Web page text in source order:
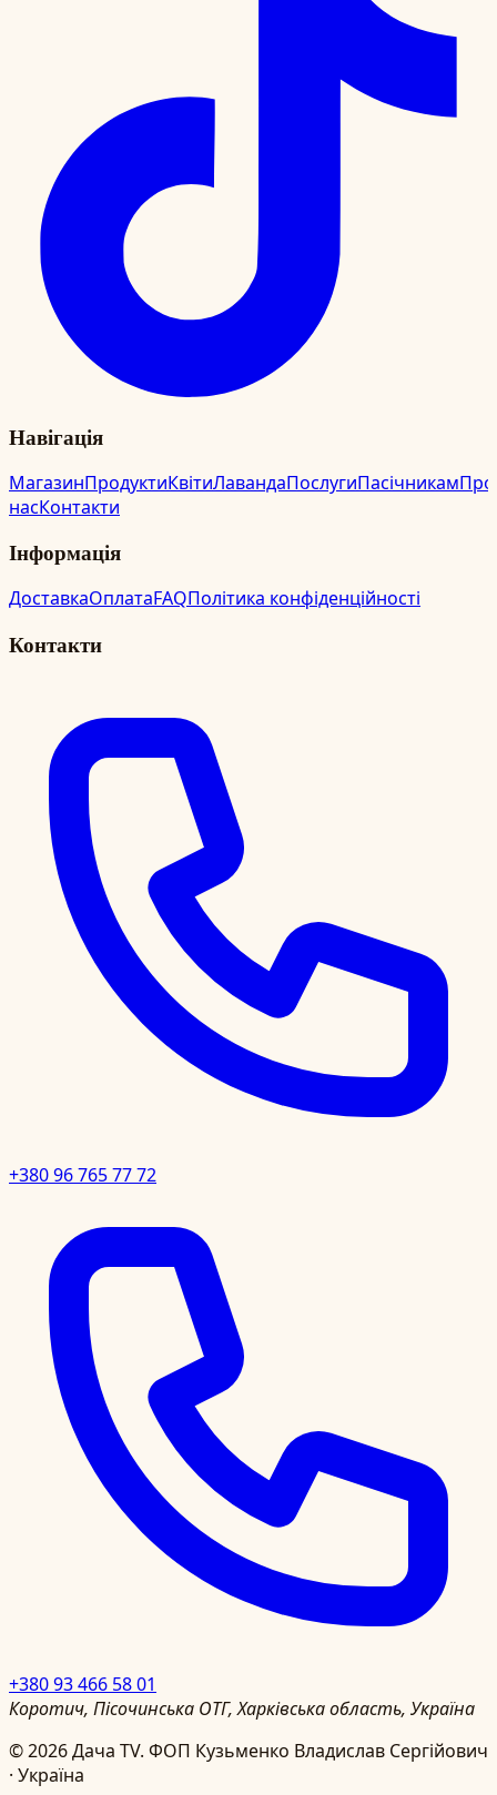
Навігація
МагазинПродуктиКвітиЛавандаПослугиПасічникамПро
насКонтакти
Інформація
ДоставкаОплатаFAQПолітика конфіденційності
Контакти
+380 96 765 77 72
+380 93 466 58 01
Коротич, Пісочинська ОТГ, Харківська область, Україна
©2026Дача TV. ФОП Кузьменко Владислав Сергійович
· Україна